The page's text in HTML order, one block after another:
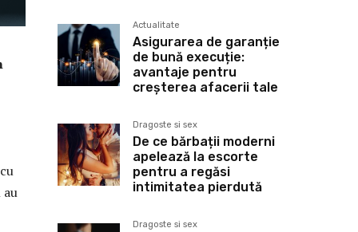
Actualitate
Asigurarea de garanție
de bună execuție:
avantaje pentru
creșterea afacerii tale
Dragoste si sex
De ce bărbații moderni
apelează la escorte
pentru a regăsi
intimitatea pierdută
Dragoste si sex